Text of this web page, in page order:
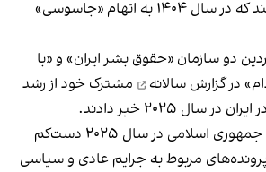
از جمله افرادی هستند که در سال ۱۴۰۴ به اتهام «جاسوسی»
دو سازمان «حقوق بشر ایران» و «با
درگزارش سالانه
مشترک خود از رشد
بر اساس این گزارش، جمهوری اسلامی در سال ۲۰۲۵ دست‌کم
را در پرونده‌های مربوط به جرایم عادی و سیاسی